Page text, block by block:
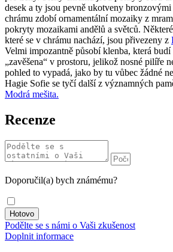
desek a ty jsou pevně ukotveny
chrámu zdobí ornamentální mozaiky z
pokryty mozaikami andělů a světců.
které se v chrámu nachází, jsou přivezeny z
Velmi impozantně působí klenba, která
„zavěšena“ v prostoru, jelikož nosné pilíře
pohled to vypadá, jako by tu vůbec žádné
Hagie Sofie se tyčí další z významných
Modrá mešita.
Recenze
Doporučil(a) bych známému?
Podělte se s námi o Vaši zkušenost
Doplnit informace